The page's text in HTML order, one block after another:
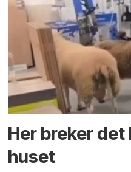
Her breker
huset